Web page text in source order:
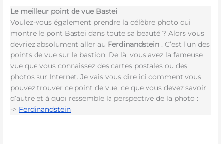
Le meilleur point de vue Bastei
Voulez-vous également prendre la célèbre photo qui
montre le pont Bastei dans toute sa beauté ? Alors vous
devriez absolument aller au Ferdinandstein . C’est l’un des
points de vue sur le bastion. De là, vous avez la fameuse
vue que vous connaissez des cartes postales ou des
photos sur Internet. Je vais vous dire ici comment vous
pouvez trouver ce point de vue, ce que vous devez savoir
d’autre et à quoi ressemble la perspective de la photo :
-> Ferdinandstein